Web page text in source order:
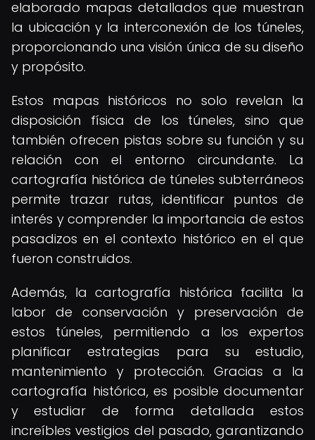
elaborado mapas detallados que muestran
la ubicación y la interconexión de los túneles,
proporcionando una visión única de su diseño
y propósito.
Estos mapas históricos no solo revelan la
disposición física de los túneles, sino que
también ofrecen pistas sobre su función y su
relación con el entorno circundante. La
cartografía histórica de túneles subterráneos
permite trazar rutas, identificar puntos de
interés y comprender la importancia de estos
pasadizos en el contexto histórico en el que
fueron construidos.
Además, la cartografía histórica facilita la
labor de conservación y preservación de
estos túneles, permitiendo a los expertos
planificar estrategias para su estudio,
mantenimiento y protección. Gracias a la
cartografía histórica, es posible documentar
y estudiar de forma detallada estos
increíbles vestigios del pasado, garantizando